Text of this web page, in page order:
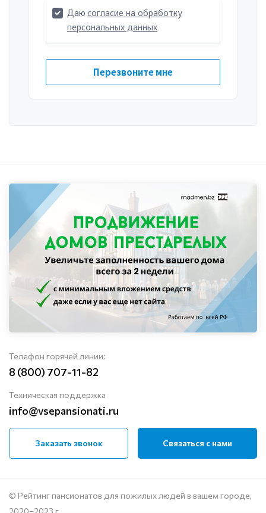
Телефон горячей линии:
8 (800) 707-11-82
Техническая поддержка
info@vsepansionati.ru
Заказать звонок Связаться с нами
© Рейтинг пансионатов для пожилых людей в вашем городе,